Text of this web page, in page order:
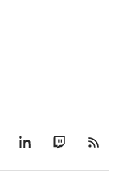
Telegram
su TikTok
Seguici su
Seguici